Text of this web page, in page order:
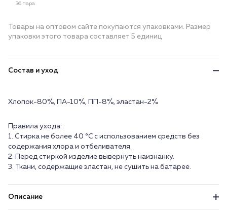
36 пара
Товары на оптовом сайте покупаются упаковками. Размер
упаковки этого товара составляет 5 единиц
Состав и уход
Хлопок-80%, ПА-10%, ПП-8%, эластан-2%
Правила ухода:
1. Стирка не более 40 °C с использованием средств без
содержания хлора и отбеливателя.
2. Перед стиркой изделие вывернуть наизнанку.
3. Ткани, содержащие эластан, не сушить на батарее.
Описание